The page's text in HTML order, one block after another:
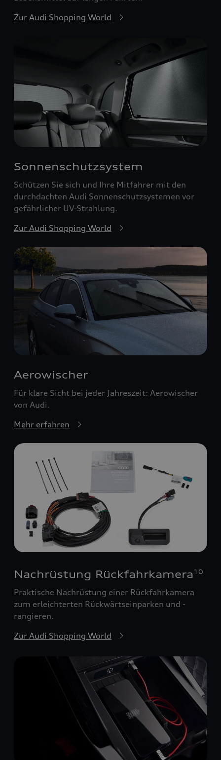
Zur Audi Shopping World
Sonnenschutzsystem
Schützen Sie sich und Ihre Mitfahrer mit den
durchdachten Audi Sonnenschutzsystemen vor
gefährlicher UV-Strahlung.
Zur Audi Shopping World
Aerowischer
Für klare Sicht bei jeder Jahreszeit: Aerowischer
von Audi.
Mehr erfahren
Nachrüstung Rückfahrkamera 10
Praktische Nachrüstung einer Rückfahrkamera
zum erleichterten Rückwärtseinparken und -
rangieren.
Zur Audi Shopping World